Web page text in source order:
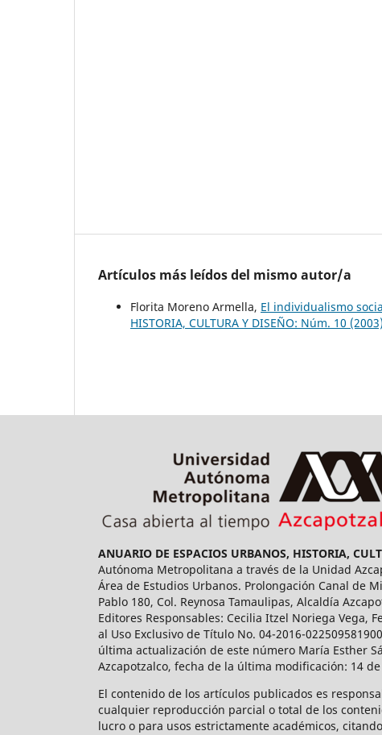
Artículos más leídos del mismo autor/a
Florita Moreno Armella, El individualismo
HISTORIA, CULTURA Y DISEÑO: Núm. 10
ANUARIO DE ESPACIOS URBANOS, HISTORIA,
Autónoma Metropolitana a través de la Unidad
Área de Estudios Urbanos. Prolongación Canal de
Pablo 180, Col. Reynosa Tamaulipas, Alcaldía
Editores Responsables: Cecilia Itzel Noriega Vega,
al Uso Exclusivo de Título No. 04-2016-
última actualización de este número María Esther
Azcapotzalco, fecha de la última modificación: 14
El contenido de los artículos publicados es
cualquier reproducción parcial o total de los
lucro o para usos estrictamente académicos,